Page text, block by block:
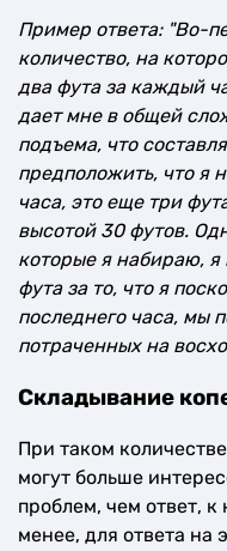
Пример ответа: "Во-
количество, на
два фута за каждый
дает мне в общей
подъема, что
предположить, что я
часа, это еще три
высотой 30 футов.
которые я набираю, я
фута за то, что я
последнего часа, мы
потраченных на
Складывание
При таком
могут больше
проблем, чем ответ,
менее, для ответа на